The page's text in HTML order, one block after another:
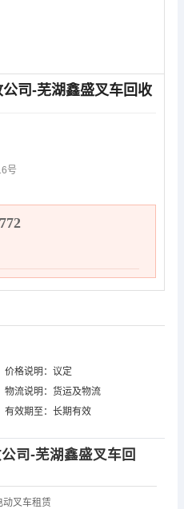
司-芜湖鑫盛叉车回收
号
价格说明：议定
物流说明：货运及物流
有效期至：长期有效
司-芜湖鑫盛叉车回
动叉车租赁